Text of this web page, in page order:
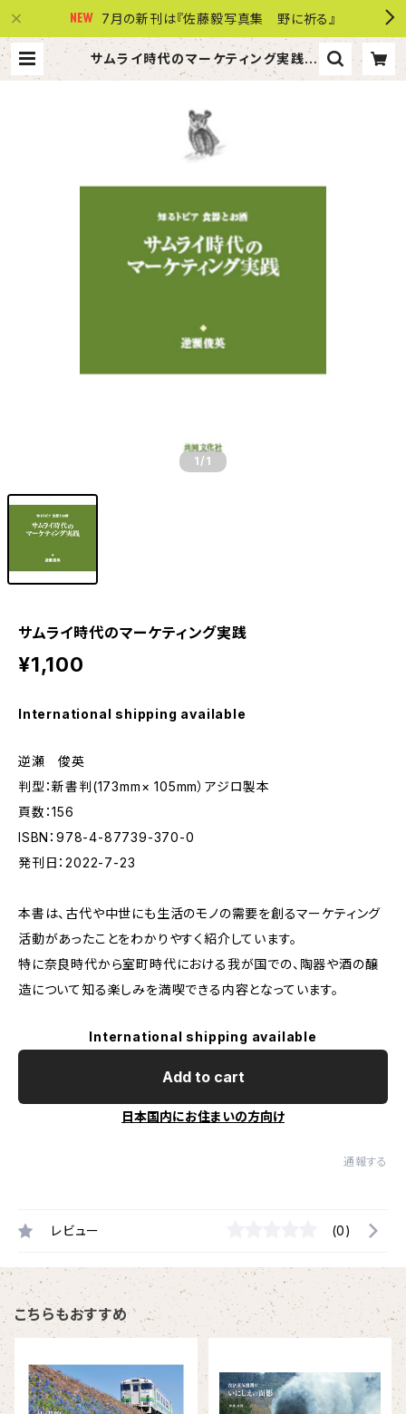
7月の新刊は『佐藤毅写真集 野に祈る』
サムライ時代のマーケティング実践 |
株式会社 共同文化社
1/1
サムライ時代のマーケティング実践
¥1,100
International shipping available
逆瀬 俊英
判型：新書判(173mm× 105mm）アジロ製本
頁数：156
ISBN：978-4-87739-370-0
発刊日：2022-7-23
本書は、古代や中世にも生活のモノの需要を創るマーケティング
活動があったことをわかりやすく紹介しています。
特に奈良時代から室町時代における我が国での、陶器や酒の醸
造について知る楽しみを満喫できる内容となっています。
International shipping available
Add to cart
日本国内にお住まいの方向け
通報する
レビュー (0)
こちらもおすすめ